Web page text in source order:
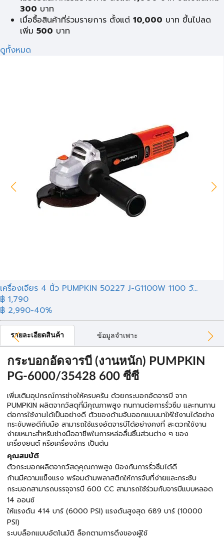
300 บาท
เมื่อซื้อสินค้าที่ร่วมรายการ ตั้งแต่ 10,000 บาท ขึ้นไปลด
เพิ่ม 500 บาท
ดูทั้งหมด
เครื่องเจียร 4 นิ้ว PUMPKIN 50227 J-G1100W 1100 วั...
฿ 1,790
฿ 2,990-40%
รายละเอียดสินค้า ข้อมูลจำเพาะ
กระบอกอัดจารบี (งานหนัก) PUMPKIN
PG-6000/35428 600 ซีซี
เพิ่มเติมอุปกรณ์การช่างให้ครบครัน ด้วยกระบอกอัดจารบี จาก
PUMPKIN ผลิตจากวัสดุที่มีคุณภาพสูง ทนทานต่อการรั่วซึม และทนทาน
ต่อการใช้งานได้เป็นอย่างดี ตัวของด้ามจับออกแบบมาให้ใช้งานได้อย่าง
กระชับพอดีกับมือ สามารถใช้แรงอัดจารบีได้อย่างคงที่ สะดวกใช้งาน
ง่ายเหมาะสำหรับช่างมืออาชีพในการหล่อลื่นชิ้นส่วนต่าง ๆ ของ
เครื่องยนต์ หรือเครื่องจักร เป็นต้น
คุณสมบัติ
ตัวกระบอกผลิตจากวัสดุคุณภาพสูง ป้องกันการรั่วซึมได้ดี
ก้านมีความแข็งแรง พร้อมด้ามพลาสติกให้การจับที่ง่ายและกระชับ
กระบอกสามารถบรรจุจารบี 600 CC สามารถใช้ร่วมกับจารบีแบบหลอด
14 ออนซ์
ให้แรงดัน 414 บาร์ (6000 PSI) แรงดันสูงสุด 689 บาร์ (10000
PSI)
ระบบล็อกแบบอัตโนมัติ ล็อกตามการดึงของผู้ใช้